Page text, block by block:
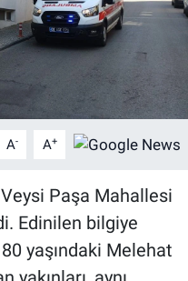
A- A+
Paşa Mahallesi
Edinilen bilgiye
yaşındaki Melehat